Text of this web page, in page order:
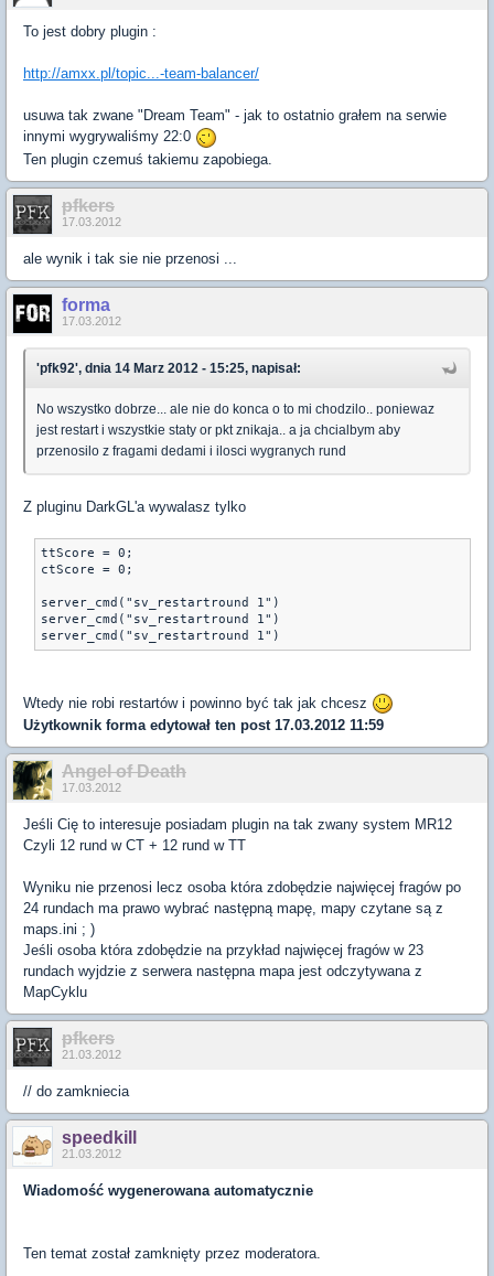
To jest dobry plugin :
http://amxx.pl/topic...-team-balancer/
usuwa tak zwane "Dream Team" - jak to ostatnio grałem na serwie
innymi wygrywaliśmy 22:0
Ten plugin czemuś takiemu zapobiega.
pfkers
17.03.2012
ale wynik i tak sie nie przenosi ...
forma
17.03.2012
'pfk92', dnia 14 Marz 2012 - 15:25, napisał:
No wszystko dobrze... ale nie do konca o to mi chodzilo.. poniewaz
jest restart i wszystkie staty or pkt znikaja.. a ja chcialbym aby
przenosilo z fragami dedami i ilosci wygranych rund
Z pluginu DarkGL'a wywalasz tylko
ttScore = 0;
ctScore = 0;
server_cmd("sv_restartround 1")
server_cmd("sv_restartround 1")
Wtedy nie robi restartów i powinno być tak jak chcesz
Użytkownik formaedytował ten post 17.03.2012 11:59
Angel of Death
17.03.2012
Jeśli Cię to interesuje posiadam plugin na tak zwany system MR12
Czyli 12 rund w CT + 12 rund w TT
Wyniku nie przenosi lecz osoba która zdobędzie najwięcej fragów po
24 rundach ma prawo wybrać następną mapę, mapy czytane są z
maps.ini ; )
Jeśli osoba która zdobędzie na przykład najwięcej fragów w 23
rundach wyjdzie z serwera następna mapa jest odczytywana z
MapCyklu
pfkers
21.03.2012
// do zamkniecia
speedkill
21.03.2012
Wiadomość wygenerowana automatycznie
Ten temat został zamknięty przez moderatora.